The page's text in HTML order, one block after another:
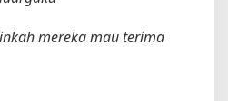
mereka mau terima